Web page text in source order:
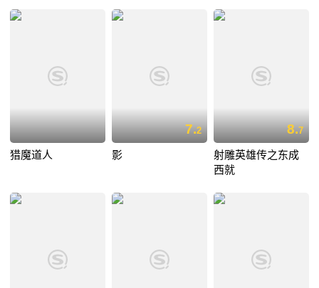
猎魔道人
7.2
影
8.7
射雕英雄传之东成
西就